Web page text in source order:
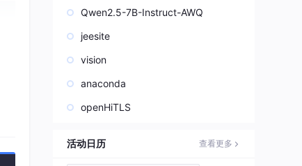
Qwen2.5-7B-Instruct-AWQ
jeesite
vision
anaconda
openHiTLS
活动日历 查看更多